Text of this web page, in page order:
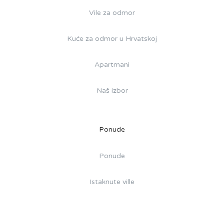
Vile za odmor
Kuće za odmor u Hrvatskoj
Apartmani
Naš izbor
Ponude
Ponude
Istaknute ville